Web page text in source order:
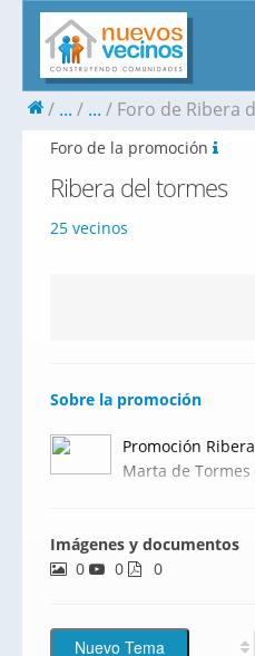
... ... Foro de Ribera
Foro de la promoción
Ribera del tormes
25 vecinos
Sobre la promoción
Promoción
Marta de Tormes
Imágenes y documentos
0
0 0